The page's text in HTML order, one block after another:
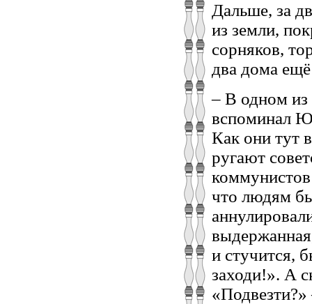
Дальше, за
из земли,
сорняков,
два дома
– В одном
вспоминал
Как они тут
ругают
что людям
и стучится,
заходи!». А